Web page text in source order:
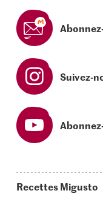
Suivez-
Recettes Migusto